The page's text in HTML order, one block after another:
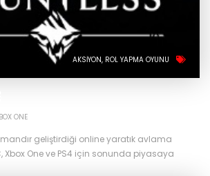
AKSIYON ROL YAPMA OYUNU
ONE
geliştirdiği online yaratık avlama
Xbox One ve PS4 için sonunda piyasaya